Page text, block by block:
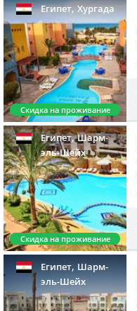
Египет,Хургада
Скидка на проживание
Египет,Шарм-
эль-Шейх
Скидка на проживание
Египет, Шарм-
эль-Шейх